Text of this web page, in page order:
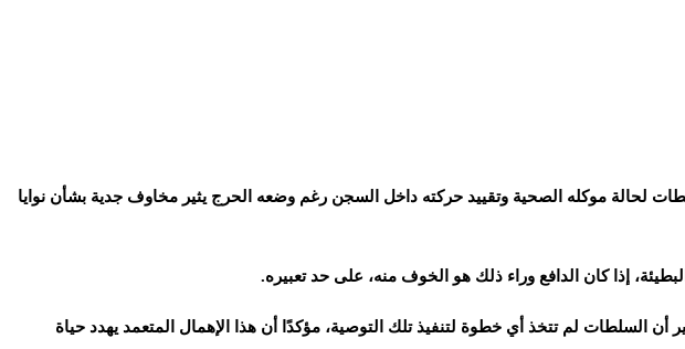
لحالة موكله الصحية وتقييد حركته داخل السجن رغم وضعه الحرج يثير مخاوف جدية بشأن نوايا
إذا كان الدافع وراء ذلك هو الخوف منه، على حد تعبيره.
السلطات لم تتخذ أي خطوة لتنفيذ تلك التوصية، مؤكدًا أن هذا الإهمال المتعمد يهدد حياة